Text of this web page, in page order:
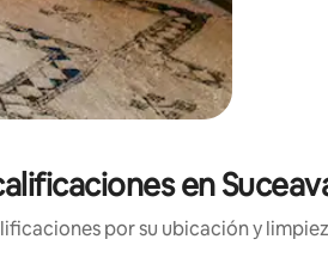
en
por su ubicación y